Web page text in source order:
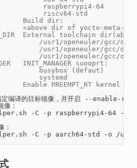
raspberrypi4-64
riscv64-std
Build dir:
<above dir of yocto-meta-
External toolchain
/usr1/openeuler/gcc/
/usr1/openeuler/gcc/
/usr1/openeuler/gcc/
INIT_MANAGER suooprt:
busybox (defaut)
systemd
Enable PREEMPT_RT kernel
定编译的目标镜像，并开启
--enable-rt
-C -p raspberrypi4-64 -o
-C -p aarch64-std -o /